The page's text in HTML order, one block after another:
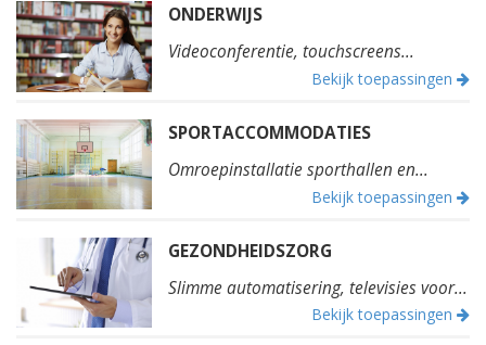
ONDERWIJS
Videoconferentie, touchscreens...
Bekijk toepassingen
SPORTACCOMMODATIES
Omroepinstallatie sporthallen en...
Bekijk toepassingen
GEZONDHEIDSZORG
Slimme automatisering, televisies voor...
Bekijk toepassingen